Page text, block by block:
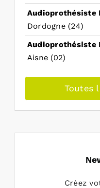
Audioprothésiste
Dordogne (24)
Audioprothésiste
Aisne (02)
Toutes
Créez